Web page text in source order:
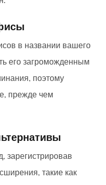
в названии вашего
его загроможденным
поэтому
прежде чем
зарегистрировав
такие как